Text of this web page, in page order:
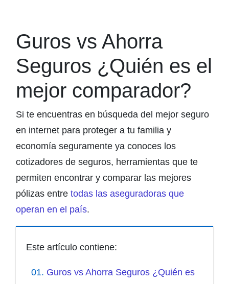
Guros vs Ahorra
Seguros ¿Quién es el
mejor comparador?
Si te encuentras en búsqueda del mejor seguro
en internet para proteger a tu familia y
economía seguramente ya conoces los
cotizadores de seguros, herramientas que te
permiten encontrar y comparar las mejores
pólizas entre todas las aseguradoras que
operan en el país.
Este artículo contiene:
Guros vs Ahorra Seguros ¿Quién es